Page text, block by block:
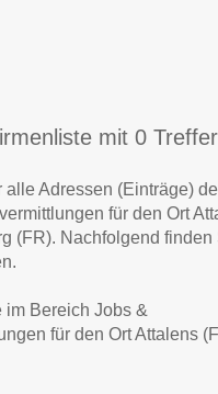
mit 0 Treffer
alle Adressen (Einträge)
für den Ort
(FR). Nachfolgend finden
im Bereich Jobs &
für den Ort Attalens